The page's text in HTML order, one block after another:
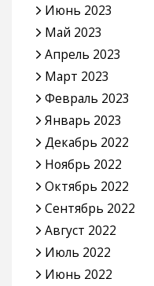
Июнь 2023
Май 2023
Апрель 2023
Март 2023
Февраль 2023
Январь 2023
Декабрь 2022
Ноябрь 2022
Октябрь 2022
Сентябрь 2022
Август 2022
Июль 2022
Июнь 2022